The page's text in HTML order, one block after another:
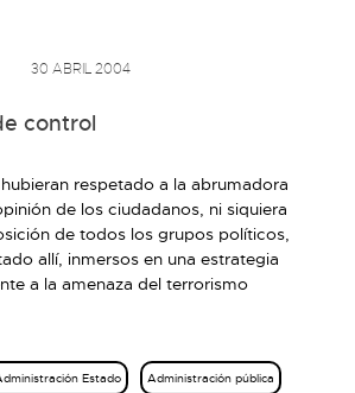
30 ABRIL 2004
control
respetado a la abrumadora
de los ciudadanos, ni siquiera
de todos los grupos políticos,
allí, inmersos en una estrategia
a la amenaza del terrorismo
Estado Administración pública